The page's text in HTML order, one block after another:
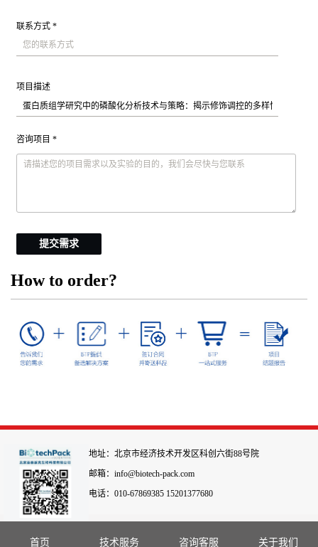
联系方式 *
项目描述
咨询项目 *
提交需求
How to order?
地址：北京市经济技术开发区科创六街88号院
邮箱：info@biotech-pack.com
电话：010-67869385 15201377680
首页 技术服务 咨询客服 关于我们